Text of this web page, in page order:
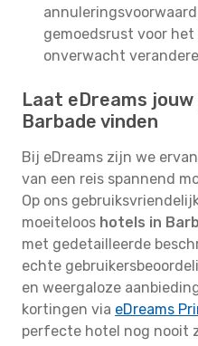
gemoedsrust voor
onverwacht
Laat eDreams
Barbade vinden
Bij eDreams zijn we
van een reis spannend
Op ons
moeiteloos hotels in
met gedetailleerde
echte
en weergaloze
kortingen via eDreams
perfecte hotel nog nooit